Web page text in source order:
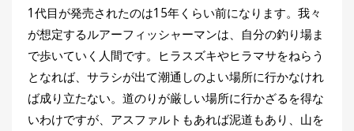
の意地
1代目が発売されたのは15年くらい前になります。我々
が想定するルアーフィッシャーマンは、自分の釣り場ま
で歩いていく人間です。ヒラスズキやヒラマサをねらう
となれば、サラシが出て潮通しのよい場所に行かなけれ
ば成り立たない。道のりが厳しい場所に行かざるを得な
いわけですが、アスファルトもあれば泥道もあり、山を
ブ
ロ
グ